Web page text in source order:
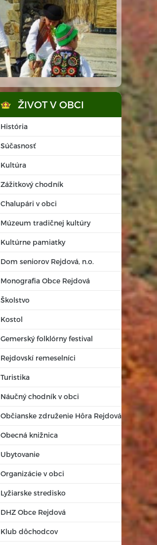
ŽIVOT V OBCI
História
Súčasnosť
Kultúra
Zážitkový chodník
Chalupári v obci
Múzeum tradičnej kultúry
Kultúrne pamiatky
Dom seniorov Rejdová, n.o.
Monografia Obce Rejdová
Školstvo
Kostol
Gemerský folklórny festival
Rejdovskí remeselníci
Turistika
Náučný chodník v obci
Občianske združenie Hôra Rejdová
Obecná knižnica
Ubytovanie
Organizácie v obci
Lyžiarske stredisko
DHZ Obce Rejdová
Klub dôchodcov